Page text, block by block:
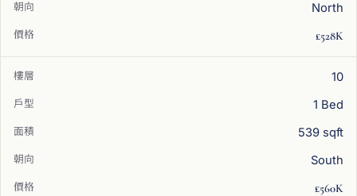
North
£528K
10
1 Bed
539 sqft
South
£560K